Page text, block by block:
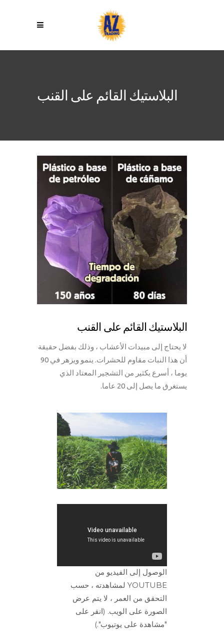
البلاستيك القائم على القنب
البلاستيك القائم على القنب
لا يحتاج إلى مبيدات الأعشاب ، وذلك بفضل حقيقة
أن هذا النبات مقاوم للحشرات. ينمو ويزهر في 90
يوما ، أسرع بكثير من التشجير المعتاد الذي
يستغرق ما يصل إلى 20 عاما.
الوصول إلى الفيديو من
YOUTUBE لمشاهدته ، حسب
التحقق من العمر ، لا يتم عرض
الصورة على الويب. (انقر على
"مشاهدة على يوتيوب".)